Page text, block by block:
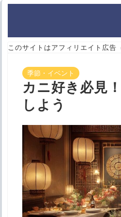
このサイトはアフィリエイト広告
季節・イベント
カニ好き必見
しよう